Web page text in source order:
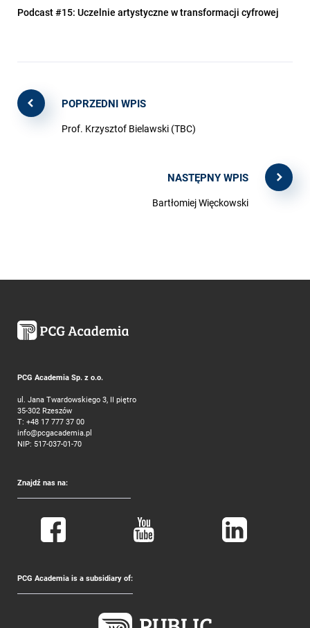
Podcast #15: Uczelnie artystyczne w transformacji cyfrowej
POPRZEDNI WPIS
Prof. Krzysztof Bielawski (TBC)
NASTĘPNY WPIS
Bartłomiej Więckowski
PCG Academia Sp. z o.o.
ul. Jana Twardowskiego 3, II piętro
35-302 Rzeszów
T: +48 17 777 37 00
info@pcgacademia.pl
NIP: 517-037-01-70
Znajdź nas na:
PCG Academia is a subsidiary of: